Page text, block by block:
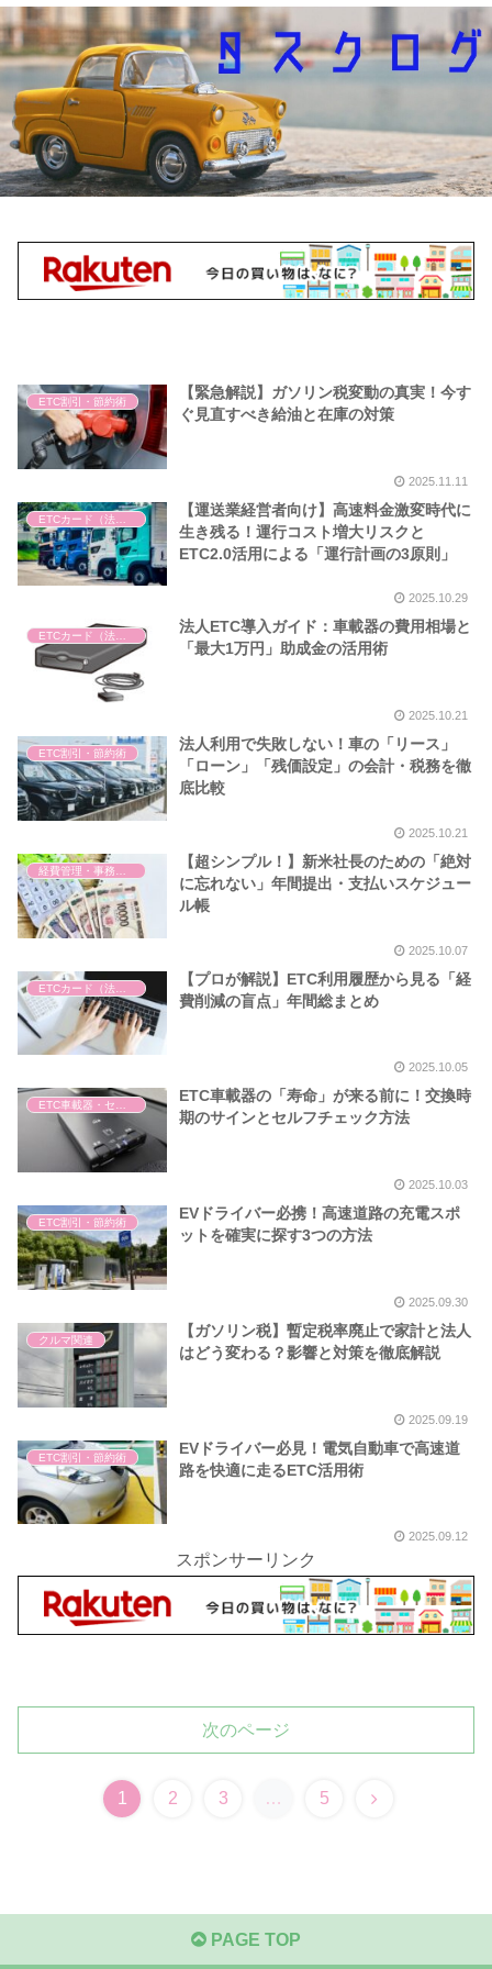
ETC割引・節約術
【緊急解説】ガソリン税変動の真実！今す
ぐ見直すべき給油と在庫の対策
2025.11.11
【運送業経営者向け】高速料金激変時代に
生き残る！運行コスト増大リスクと
ETC2.0活用による「運行計画の3原則」
2025.10.29
ETCカード（法人・個人）
法人ETC導入ガイド：車載器の費用相場と
「最大1万円」助成金の活用術
2025.10.21
ETC割引・節約術
法人利用で失敗しない！車の「リース」
「ローン」「残価設定」の会計・税務を徹
底比較
2025.10.21
【超シンプル！】新米社長のための「絶対
に忘れない」年間提出・支払いスケジュー
ル帳
2025.10.07
【プロが解説】ETC利用履歴から見る「経
費削減の盲点」年間総まとめ
2025.10.05
ETC車載器・セットアップ
ETC車載器の「寿命」が来る前に！交換時
期のサインとセルフチェック方法
2025.10.03
ETC割引・節約術
EVドライバー必携！高速道路の充電スポ
ットを確実に探す3つの方法
2025.09.30
クルマ関連
【ガソリン税】暫定税率廃止で家計と法人
はどう変わる？影響と対策を徹底解説
2025.09.19
ETC割引・節約術
EVドライバー必見！電気自動車で高速道
路を快適に走るETC活用術
2025.09.12
スポンサーリンク
次のページ
1 2 3 … 5
PAGE TOP